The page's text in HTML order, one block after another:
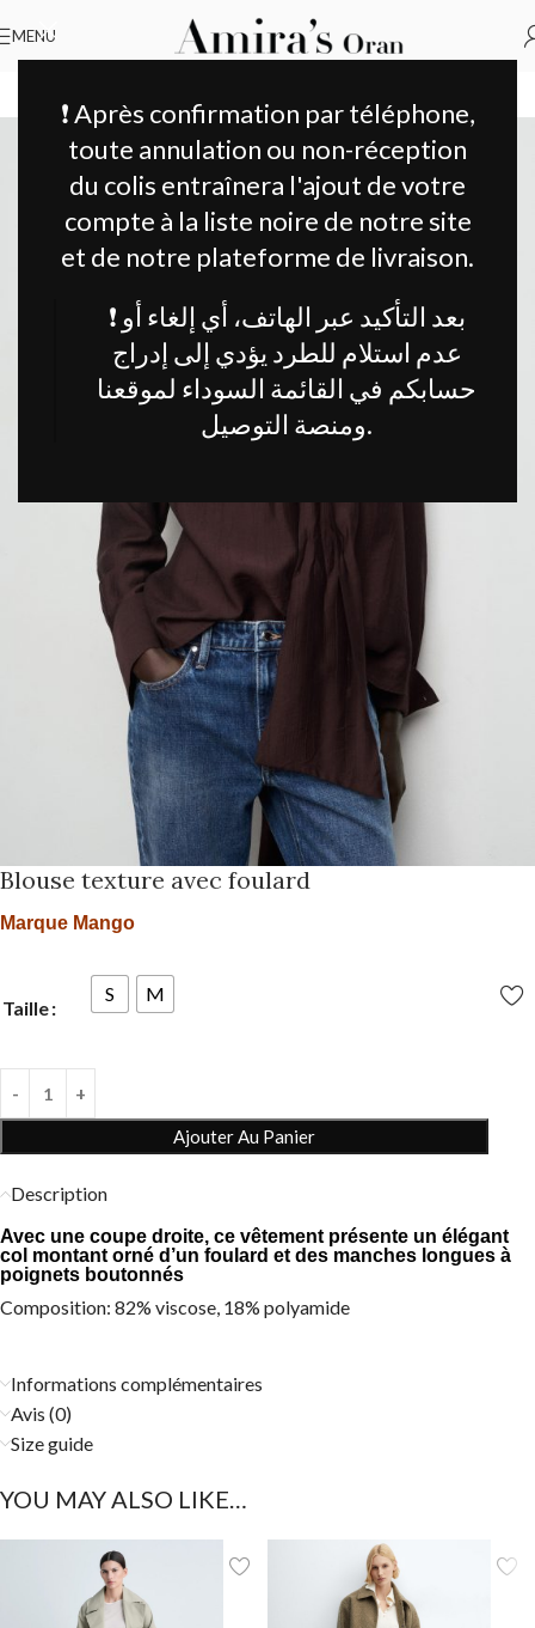
❗ Après confirmation par téléphone,
toute annulation ou non-réception
du colis entraînera l'ajout de votre
compte à la liste noire de notre site
et de notre plateforme de livraison.
❗ بعد التأكيد عبر الهاتف، أي إلغاء أو
عدم استلام للطرد يؤدي إلى إدراج
حسابكم في القائمة السوداء لموقعنا
ومنصة التوصيل.
MENU
Accueil Vêtements Femme Chemise
SOLD OUT
Blouse texture avec foulard
Marque Mango
Taille
S M
Ajouter Au Panier
Description
Avec une coupe droite, ce vêtement présente un élégant
col montant orné d’un foulard et des manches longues à
poignets boutonnés
Composition: 82% viscose, 18% polyamide
Informations complémentaires
Avis (0)
Size guide
YOU MAY ALSO LIKE…